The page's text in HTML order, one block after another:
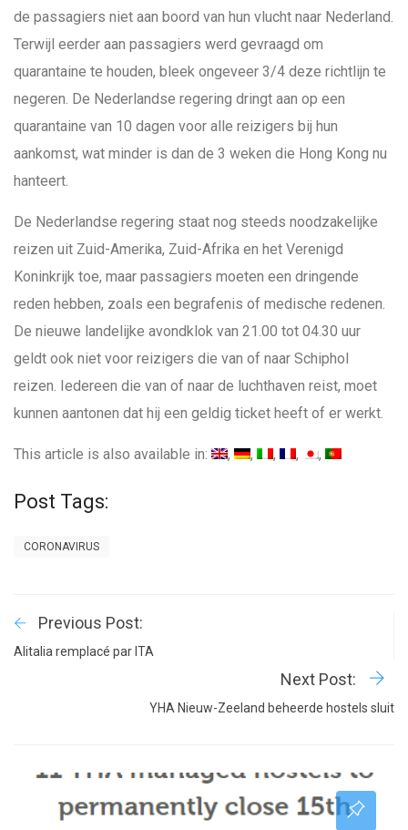
de passagiers niet aan boord van hun vlucht naar Nederland.
Terwijl eerder aan passagiers werd gevraagd om
quarantaine te houden, bleek ongeveer 3/4 deze richtlijn te
negeren. De Nederlandse regering dringt aan op een
quarantaine van 10 dagen voor alle reizigers bij hun
aankomst, wat minder is dan de 3 weken die Hong Kong nu
hanteert.
De Nederlandse regering staat nog steeds noodzakelijke
reizen uit Zuid-Amerika, Zuid-Afrika en het Verenigd
Koninkrijk toe, maar passagiers moeten een dringende
reden hebben, zoals een begrafenis of medische redenen.
De nieuwe landelijke avondklok van 21.00 tot 04.30 uur
geldt ook niet voor reizigers die van of naar Schiphol
reizen. Iedereen die van of naar de luchthaven reist, moet
kunnen aantonen dat hij een geldig ticket heeft of er werkt.
This article is also available in:
Post Tags:
CORONAVIRUS
Previous Post:
Alitalia remplacé par ITA
Next Post:
YHA Nieuw-Zeeland beheerde hostels sluit